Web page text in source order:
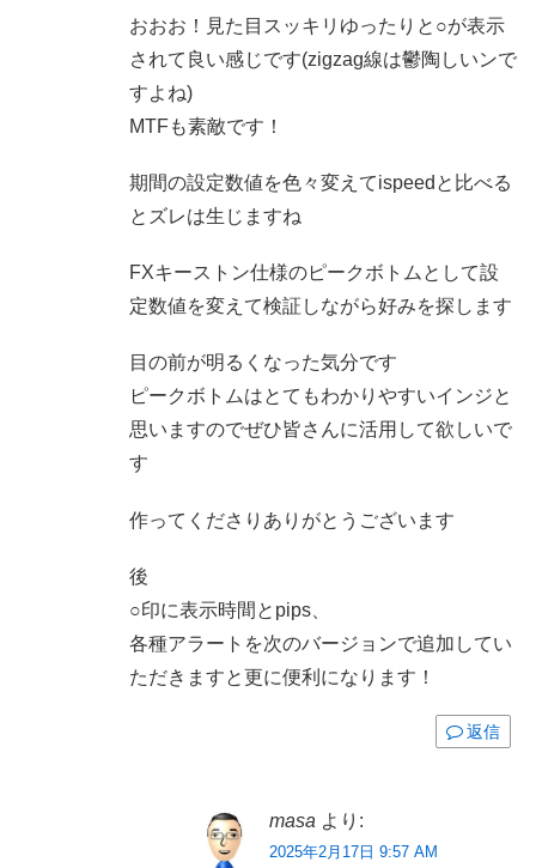
おおお！見た目スッキリゆったりと○が表示
されて良い感じです(zigzag線は鬱陶しいンで
すよね)
MTFも素敵です！
期間の設定数値を色々変えてispeedと比べる
とズレは生じますね
FXキーストン仕様のピークボトムとして設
定数値を変えて検証しながら好みを探します
目の前が明るくなった気分です
ピークボトムはとてもわかりやすいインジと
思いますのでぜひ皆さんに活用して欲しいで
す
作ってくださりありがとうございます
後
○印に表示時間とpips、
各種アラートを次のバージョンで追加してい
ただきますと更に便利になります！
返信
masa より:
2025年2月17日 9:57 AM